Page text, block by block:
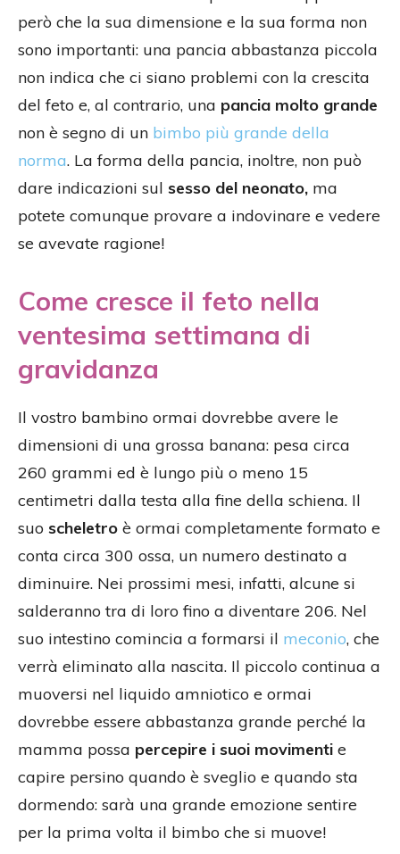
però che la sua dimensione e la sua forma non
sono importanti: una pancia abbastanza piccola
non indica che ci siano problemi con la crescita
del feto e, al contrario, una pancia molto grande
non è segno di un bimbo più grande della
norma. La forma della pancia, inoltre, non può
dare indicazioni sul sesso del neonato, ma
potete comunque provare a indovinare e vedere
se avevate ragione!
Come cresce il feto nella
ventesima settimana di
gravidanza
Il vostro bambino ormai dovrebbe avere le
dimensioni di una grossa banana: pesa circa
260 grammi ed è lungo più o meno 15
centimetri dalla testa alla fine della schiena. Il
suo scheletro è ormai completamente formato e
conta circa 300 ossa, un numero destinato a
diminuire. Nei prossimi mesi, infatti, alcune si
salderanno tra di loro fino a diventare 206. Nel
suo intestino comincia a formarsi il meconio, che
verrà eliminato alla nascita. Il piccolo continua a
muoversi nel liquido amniotico e ormai
dovrebbe essere abbastanza grande perché la
mamma possa percepire i suoi movimenti e
capire persino quando è sveglio e quando sta
dormendo: sarà una grande emozione sentire
per la prima volta il bimbo che si muove!